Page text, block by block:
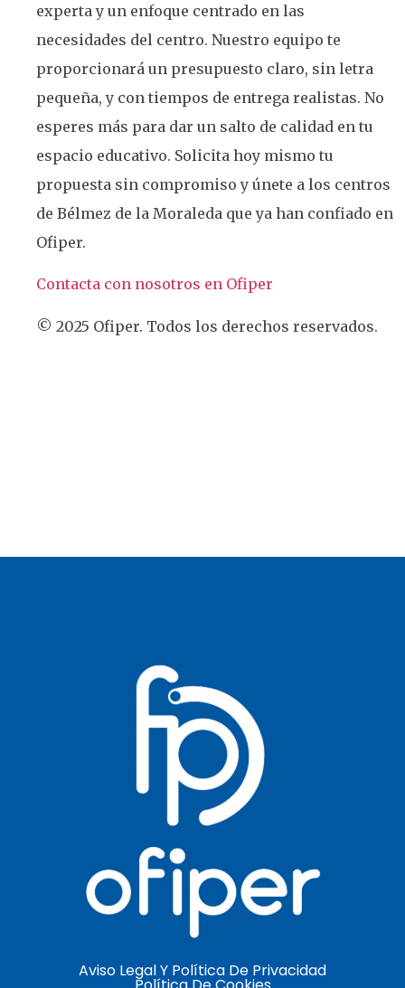
experta y un enfoque centrado en las
necesidades del centro. Nuestro equipo te
proporcionará un presupuesto claro, sin letra
pequeña, y con tiempos de entrega realistas. No
esperes más para dar un salto de calidad en tu
espacio educativo. Solicita hoy mismo tu
propuesta sin compromiso y únete a los centros
de Bélmez de la Moraleda que ya han confiado en
Ofiper.
Contacta con nosotros en Ofiper
© 2025 Ofiper. Todos los derechos reservados.
Aviso Legal Y Política De Privacidad